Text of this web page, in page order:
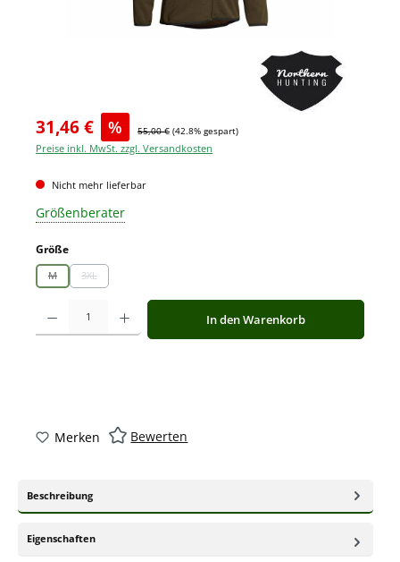
31,46 € % 55,00 € (42.8% gespart)
Preise inkl. MwSt. zzgl. Versandkosten
Nicht mehr lieferbar
Größenberater
Größeauswählen
M
(Diese Option ist zurzeit nicht verfügbar.)
3XL
(Diese Option ist zurzeit nicht verfügbar.)
Produkt Anzahl: Gib den gewünschten Wert ein oder benutze die
In den Warenkorb
Merken Bewerten
Beschreibung
Eigenschaften